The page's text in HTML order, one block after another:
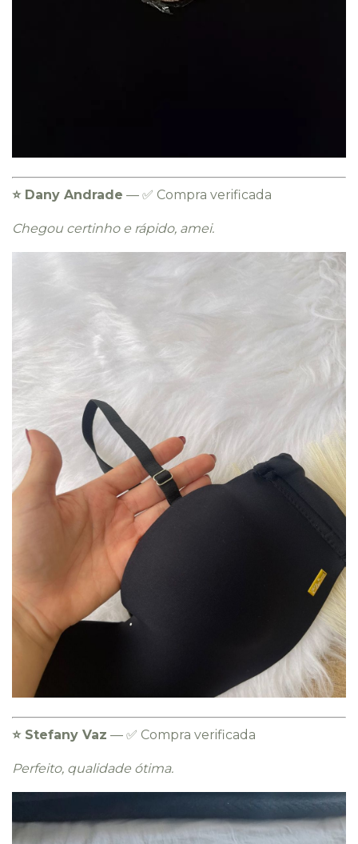
⭐️ Dany Andrade — ✅ Compra verificada
Chegou certinho e rápido, amei.
⭐️ Stefany Vaz — ✅ Compra verificada
Perfeito, qualidade ótima.